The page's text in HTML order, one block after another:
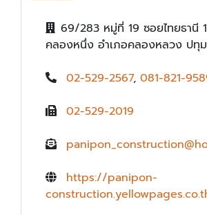
69/283 หมู่ที่ 19 ซอยไทยธานี
คลองหนึ่ง อำเภอคลองหลวง ปทุม
02-529-2567, 081-821-
02-529-2019
https://panipon-